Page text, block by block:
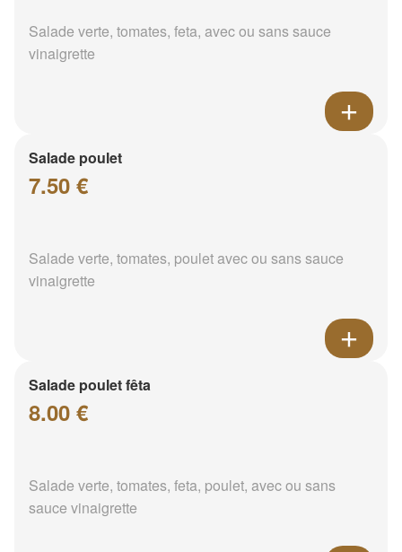
Salade verte, tomates, feta, avec ou sans sauce
vinaigrette
Salade poulet
7.50 €
Salade verte, tomates, poulet avec ou sans sauce
vinaigrette
Salade poulet fêta
8.00 €
Salade verte, tomates, feta, poulet, avec ou sans
sauce vinaigrette